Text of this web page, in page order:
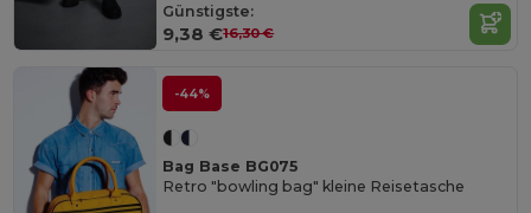
Günstigste:
9,38 €16,30 €
-44%
Bag Base BG075
Retro "bowling bag" kleine Reisetasche